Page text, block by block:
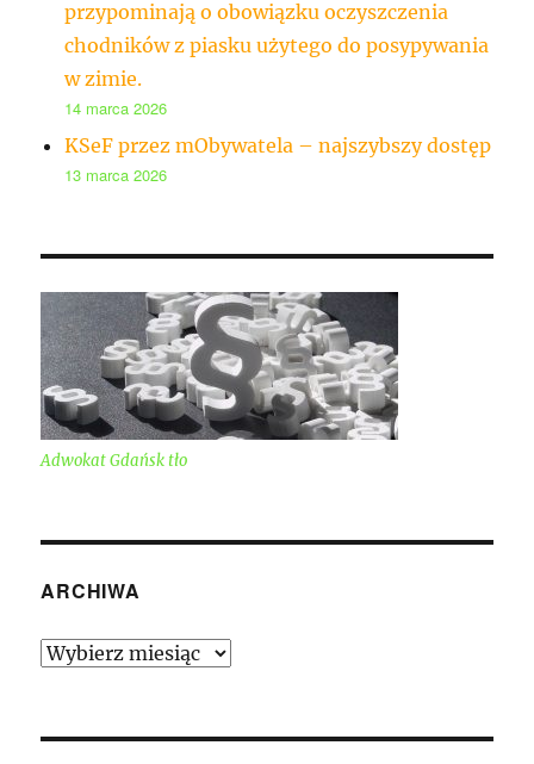
przypominają o obowiązku oczyszczenia
chodników z piasku użytego do posypywania
w zimie.
14 marca 2026
KSeF przez mObywatela – najszybszy dostęp
13 marca 2026
Adwokat Gdańsk tło
ARCHIWA
Archiwa